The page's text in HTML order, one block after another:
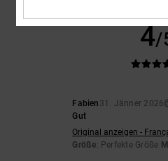
4/
Fabien 31. Jänner 2026
Gut
Original anzeigen -
Größe: Perfekte Größe